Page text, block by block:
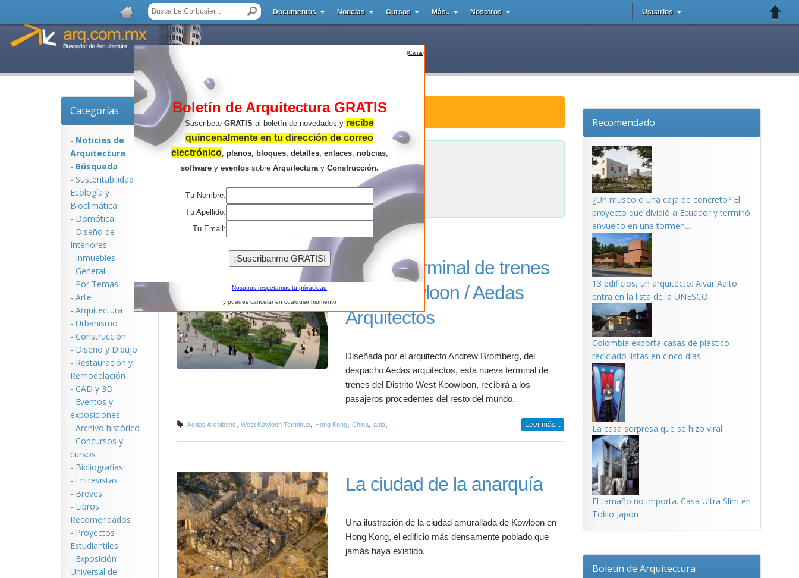
Documentos Noticias Cursos Más.. Nosotros Usuarios
Categorías
- Noticias de
Arquitectura
- Búsqueda
- Sustentabilidad,
Ecologí­a y
Bioclimática
- Domótica
- Diseño de
Interiores
- Inmuebles
- General
- Por Temas
- Arte
- Arquitectura
- Urbanismo
- Construcción
- Diseño y Dibujo
- Restauración y
Remodelación
- CAD y 3D
- Eventos y
exposiciones
- Archivo histórico
- Concursos y
cursos
- Bibliografias
- Entrevistas
- Breves
- Libros
Recomendados
- Proyectos
Estudiantiles
- Exposición
Universal de
Noticias de Arquitectura : Kowloon
Kowloon
Resultados de la búsqueda .
Nueva Terminal de trenes
West Kowloon / Aedas
Arquitectos
Diseñada por el arquitecto Andrew Bromberg, del
despacho Aedas arquitectos, esta nueva terminal de
trenes del Distrito West Koowloon, recibirá a los
pasajeros procedentes del resto del mundo.
Aedas Architects, West Kowloon Terminus, Hong Kong, China, asia, Leer más...
La ciudad de la anarquía
Una ilustración de la ciudad amurallada de Kowloon en
Hong Kong, el edificio más densamente poblado que
jamás haya existido.
Recomendado
¿Un museo o una caja de concreto? El
proyecto que dividió a Ecuador y terminó
envuelto en una tormen...
13 edificios, un arquitecto: Alvar Aalto
entra en la lista de la UNESCO
Colombia exporta casas de plástico
reciclado listas en cinco días
La casa sorpresa que se hizo viral
El tamaño no importa. Casa Ultra Slim en
Tokio Japón
Boletín de Arquitectura
[Cerrar]
Boletín de Arquitectura GRATIS
Suscribete GRATIS al boletín de novedades y recibe
quincenalmente en tu dirección de correo
electrónico, planos, bloques, detalles, enlaces, noticias,
softwarey eventossobre Arquitecturay Construcción.
Tu Nombre:
Tu Apellido:
Tu Email:
Nosotros respetamos tu privacidad
y puedes cancelar en cualquier momento